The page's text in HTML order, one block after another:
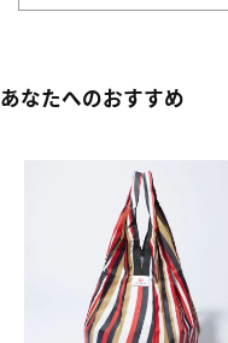
あなたへのおすすめ